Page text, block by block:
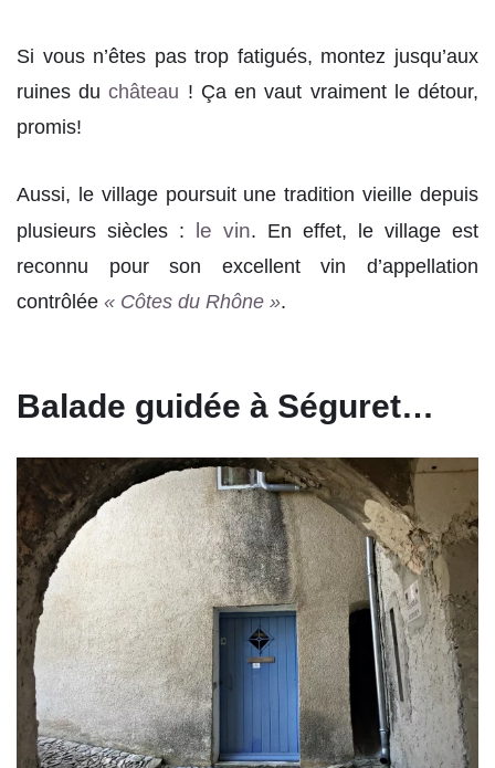
Si vous n’êtes pas trop fatigués, montez jusqu’aux
ruines duchâteau ! Ça en vaut vraiment le détour,
promis!
Aussi, le village poursuit une tradition vieille depuis
plusieurs siècles :
le vin. En effet, le village est
reconnu pour son excellent vin d’appellation
contrôlée « Côtes du Rhône ».
Balade guidée à Séguret…